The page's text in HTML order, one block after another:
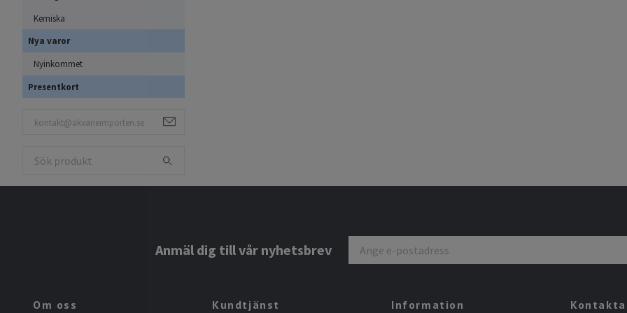
Kemiska
Nya varor
Nyinkommet
Presentkort
Anmäl dig till vår nyhetsbrev
Om oss Kundtjänst Information